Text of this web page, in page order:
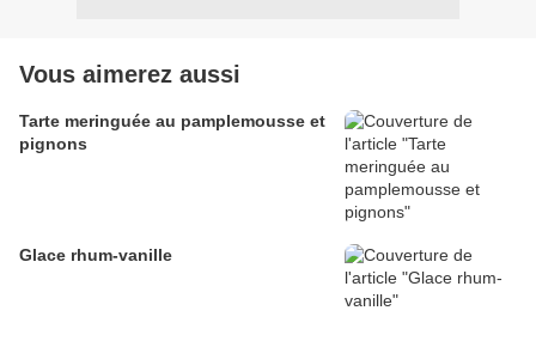
Vous aimerez aussi
Tarte meringuée au pamplemousse et
pignons
Glace rhum-vanille